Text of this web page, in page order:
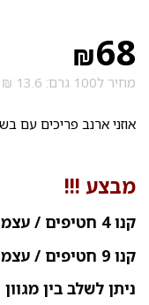
₪68
מחיר ל100 גרם: 13.6 ₪
אוזני ארנב פריכים עם
מבצע !!!
קנו 4 חטיפים / עצמות שלמו על 3 יחידות
קנו 9 חטיפים / עצמות שלמו על 6 יחידות
ניתן לשלב בין